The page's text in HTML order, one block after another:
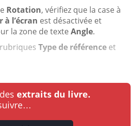
Rotation, vérifiez que la case à
à l’écran est désactivée et
la zone de texte Angle.
Type de référence et
extraits du livre.